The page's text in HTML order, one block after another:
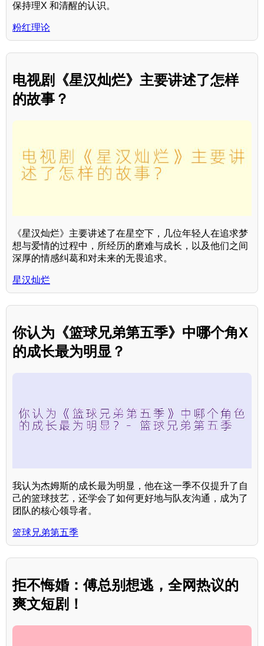
保持理X 和清醒的认识。
粉红理论
电视剧《星汉灿烂》主要讲述了怎样
的故事？
《星汉灿烂》主要讲述了在星空下，几位年轻人在追求梦
想与爱情的过程中，所经历的磨难与成长，以及他们之间
深厚的情感纠葛和对未来的无畏追求。
星汉灿烂
你认为《篮球兄弟第五季》中哪个角X
的成长最为明显？
我认为杰姆斯的成长最为明显，他在这一季不仅提升了自
己的篮球技艺，还学会了如何更好地与队友沟通，成为了
团队的核心领导者。
篮球兄弟第五季
拒不悔婚：傅总别想逃，全网热议的
爽文短剧！